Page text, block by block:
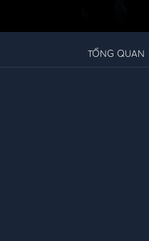
TỔNG QUAN